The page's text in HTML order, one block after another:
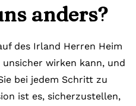
anders?
des Irland Herren Heim
wirken kann, und
bei jedem Schritt zu
ist es, sicherzustellen,